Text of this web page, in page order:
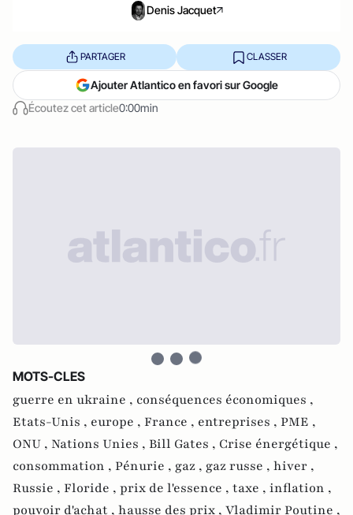
Denis Jacquet
Écoutez cet article0:00min
PARTAGER CLASSER
Ajouter Atlantico en favori sur Google
MOTS-CLES
guerre en ukraine , conséquences économiques ,
Etats-Unis , europe , France , entreprises , PME ,
ONU , Nations Unies , Bill Gates , Crise énergétique ,
consommation , Pénurie , gaz , gaz russe , hiver ,
Russie , Floride , prix de l'essence , taxe , inflation ,
pouvoir d'achat , hausse des prix , Vladimir Poutine ,